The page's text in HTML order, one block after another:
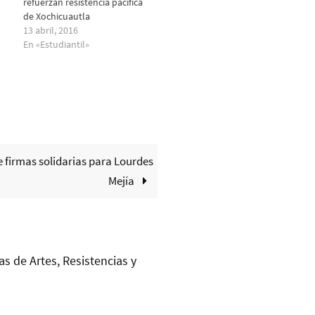
de Xochicuautla
13 abril, 2016
En «Estudiantil»
firmas solidarias para Lourdes
Mejía
de Artes, Resistencias y